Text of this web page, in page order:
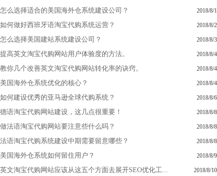
怎么选择适合的美国海外仓系统建设公司？ 2018/8/1
如何做好西班牙语淘宝代购系统运营？ 2018/8/2
怎么选择美国建站系统建设公司？ 2018/8/3
提高英文淘宝代购网站用户体验度的方法。 2018/8/4
教你几个改善英文淘宝代购网站转化率的诀窍。 2018/8/4
美国海外仓系统优化的核心？ 2018/8/4
如何建设优秀的亚马逊全球代购系统？ 2018/8/6
德语淘宝代购网站建设，这几点很重要！ 2018/8/8
做法语淘宝代购网站要注意些什么吗？ 2018/8/8
法语淘宝代购系统建设中期需要留意哪些？ 2018/8/8
美国海外仓系统如何留住用户？ 2018/8/9
英文淘宝代购网站应该从这五个方面去展开SEO优化工... 2018/8/10